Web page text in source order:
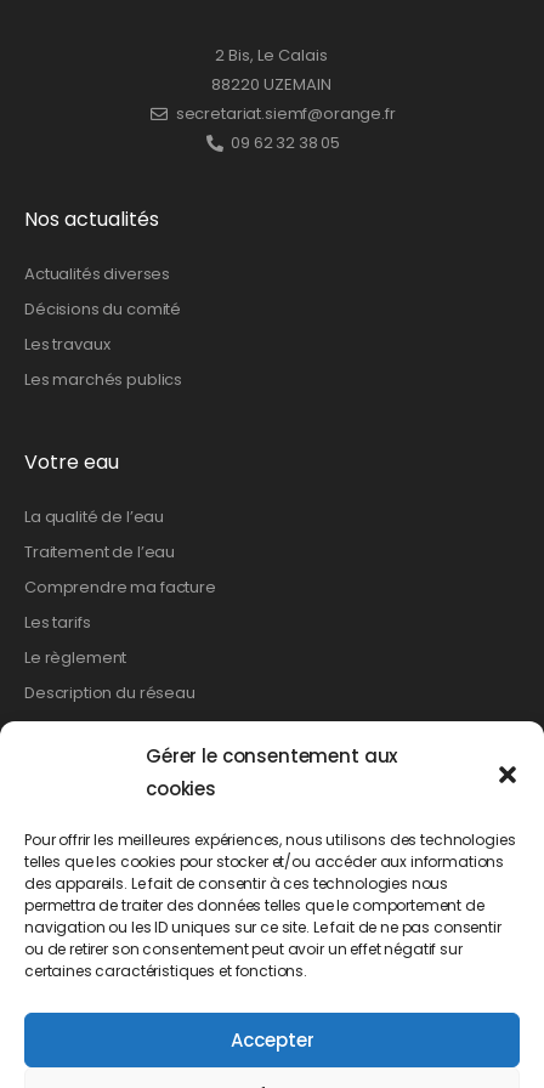
Gérer le consentement aux
cookies
Pour offrir les meilleures expériences, nous utilisons des technologies
telles que les cookies pour stocker et/ou accéder aux informations
des appareils. Le fait de consentir à ces technologies nous
permettra de traiter des données telles que le comportement de
navigation ou les ID uniques sur ce site. Le fait de ne pas consentir
ou de retirer son consentement peut avoir un effet négatif sur
certaines caractéristiques et fonctions.
Accepter
2 Bis, Le Calais
88220 UZEMAIN
secretariat.siemf@orange.fr
09 62 32 38 05
Nos actualités
Actualités diverses
Décisions du comité
Les travaux
Les marchés publics
Votre eau
La qualité de l’eau
Traitement de l’eau
Comprendre ma facture
Les tarifs
Le règlement
Description du réseau
Relevé de compteur
Création de branchement
Suppression d’un branchement
Changement de propriétaire
Demande d’abonnement
Demande de mensualisation